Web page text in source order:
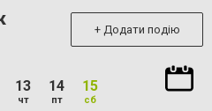
+ Додати подію
13
чт
14
пт
15
сб